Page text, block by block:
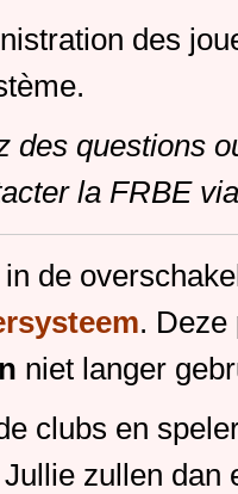
des
des questions
la FRBE
de
. Deze
niet langer
clubs en
zullen dan